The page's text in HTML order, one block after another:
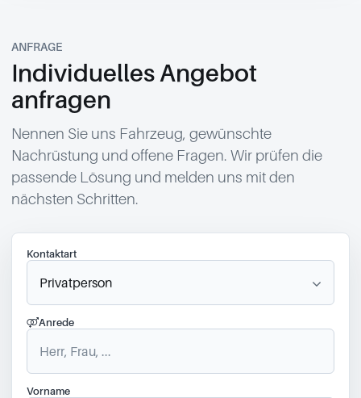
ANFRAGE
Individuelles Angebot
anfragen
Nennen Sie uns Fahrzeug, gewünschte
Nachrüstung und offene Fragen. Wir prüfen die
passende Lösung und melden uns mit den
nächsten Schritten.
Kontaktart
Anrede
Vorname